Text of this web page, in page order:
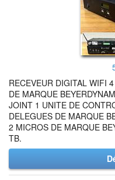
RECEVEUR DIGITAL WIFI
DE MARQUE
JOINT 1 UNITE DE
DELEGUES DE MARQUE
2 MICROS DE MARQUE
TB.